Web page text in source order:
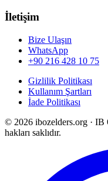
İletişim
Bize Ulaşın
WhatsApp
+90 216 428 10 75
Gizlilik Politikası
Kullanım Şartları
İade Politikası
© 2026 ibozelders.org · IB
hakları saklıdır.